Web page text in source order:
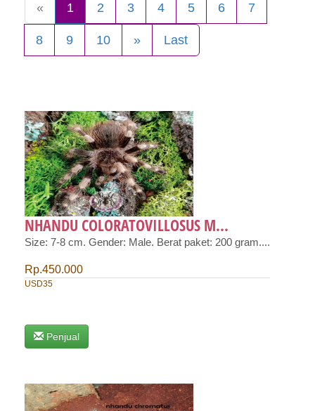
« 1 2 3 4 5 6 7
8 9 10 » Last
NHANDU COLORATOVILLOSUS M...
Size: 7-8 cm. Gender: Male. Berat paket: 200 gram....
Rp.450.000
USD35
Penjual